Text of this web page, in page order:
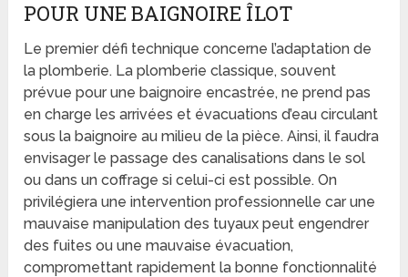
POUR UNE BAIGNOIRE ÎLOT
Le premier défi technique concerne l’adaptation de
la plomberie. La plomberie classique, souvent
prévue pour une baignoire encastrée, ne prend pas
en charge les arrivées et évacuations d’eau circulant
sous la baignoire au milieu de la pièce. Ainsi, il faudra
envisager le passage des canalisations dans le sol
ou dans un coffrage si celui-ci est possible. On
privilégiera une intervention professionnelle car une
mauvaise manipulation des tuyaux peut engendrer
des fuites ou une mauvaise évacuation,
compromettant rapidement la bonne fonctionnalité